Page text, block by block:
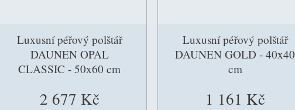
Luxusní péřový polštář
DAUNEN OPAL
CLASSIC - 50x60 cm
2 677 Kč
Luxusní péřový polštář
DAUNEN GOLD - 40x40
cm
1 161 Kč